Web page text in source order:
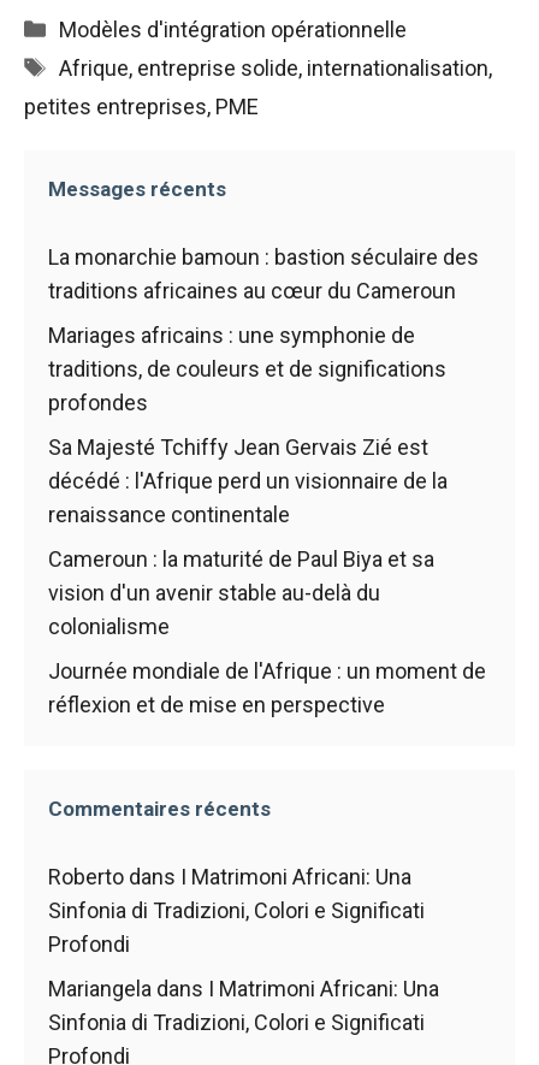
Catégories
Modèles d'intégration opérationnelle
Étiquettes
Afrique, entreprise solide, internationalisation,
petites entreprises, PME
Messages récents
La monarchie bamoun : bastion séculaire des
traditions africaines au cœur du Cameroun
Mariages africains : une symphonie de
traditions, de couleurs et de significations
profondes
Sa Majesté Tchiffy Jean Gervais Zié est
décédé : l'Afrique perd un visionnaire de la
renaissance continentale
Cameroun : la maturité de Paul Biya et sa
vision d'un avenir stable au-delà du
colonialisme
Journée mondiale de l'Afrique : un moment de
réflexion et de mise en perspective
Commentaires récents
Roberto dans I Matrimoni Africani: Una
Sinfonia di Tradizioni, Colori e Significati
Profondi
Mariangela dans I Matrimoni Africani: Una
Sinfonia di Tradizioni, Colori e Significati
Profondi
mieux pendant
votre visite. Si
vous refusez
ces cookies,
disparaîtront
du site web.
Marketing
vos intérêts et
votre
comportement
lors de la
visite de notre
site, vous
augmentez
les chances
contenus et
des offres
personnalisés.